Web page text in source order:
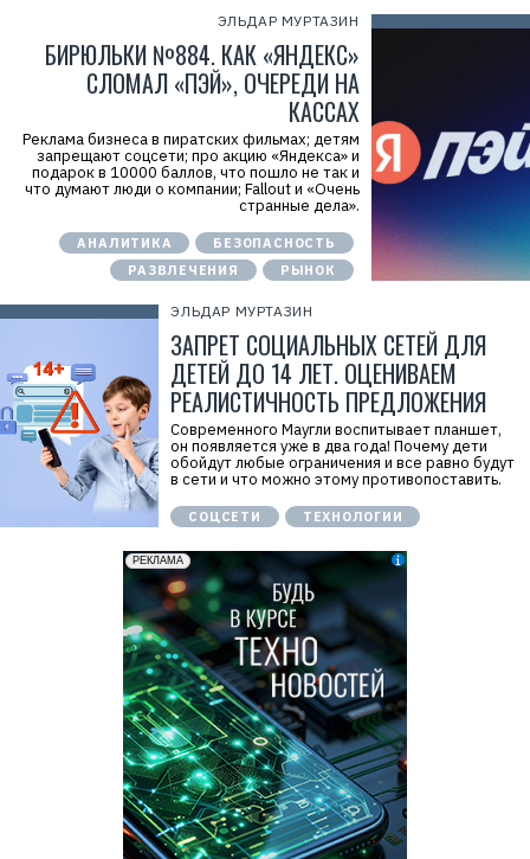
ЭЛЬДАР МУРТАЗИН
БИРЮЛЬКИ №884. КАК «ЯНДЕКС»
СЛОМАЛ «ПЭЙ», ОЧЕРЕДИ НА
КАССАХ
Реклама бизнеса в пиратских фильмах; детям
запрещают соцсети; про акцию «Яндекса» и
подарок в 10000 баллов, что пошло не так и
что думают люди о компании; Fallout и «Очень
странные дела».
АНАЛИТИКА
БЕЗОПАСНОСТЬ
РАЗВЛЕЧЕНИЯ
РЫНОК
ЭЛЬДАР МУРТАЗИН
ЗАПРЕТ СОЦИАЛЬНЫХ СЕТЕЙ ДЛЯ
ДЕТЕЙ ДО 14 ЛЕТ. ОЦЕНИВАЕМ
РЕАЛИСТИЧНОСТЬ ПРЕДЛОЖЕНИЯ
Современного Маугли воспитывает планшет,
он появляется уже в два года! Почему дети
обойдут любые ограничения и все равно будут
в сети и что можно этому противопоставить.
СОЦСЕТИ ТЕХНОЛОГИИ
Р
е
к
л
а
м
а
.
E
r
i